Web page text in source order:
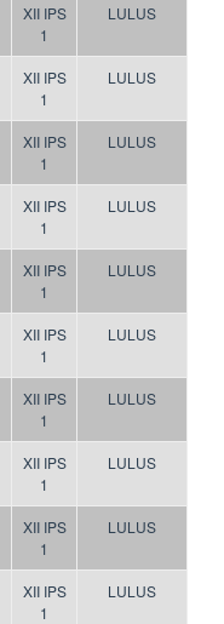
XII IPS
1
LULUS
XII IPS
1
LULUS
XII IPS
1
LULUS
XII IPS
1
LULUS
XII IPS
1
LULUS
XII IPS
1
LULUS
XII IPS
1
LULUS
XII IPS
1
LULUS
XII IPS
1
LULUS
XII IPS
1
LULUS